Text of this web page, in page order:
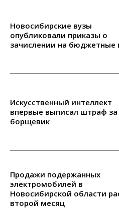
Новосибирские вузы
опубликовали приказы о
зачислении на бюджетные
Искусственный интеллект
впервые выписал штраф за
борщевик
Продажи подержанных
электромобилей в
Новосибирской области
второй месяц